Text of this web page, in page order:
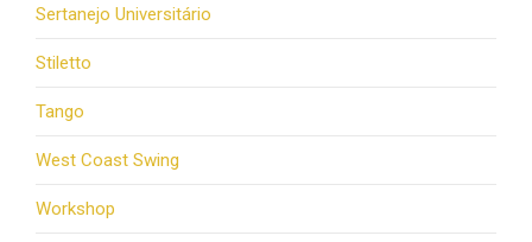
Sertanejo Universitário
Stiletto
Tango
West Coast Swing
Workshop